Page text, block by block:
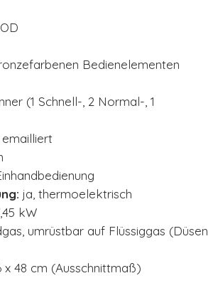
Bedienelementen
(1 Schnell-, 2 Normal-, 1
emailliert
ja, thermoelektrisch
kW
umrüstbar auf Flüssiggas (Düsen
x 48 cm (Ausschnittmaß)